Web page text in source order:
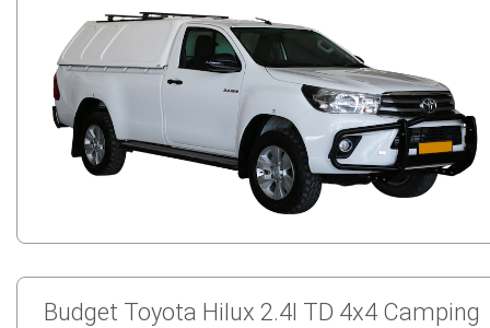
Budget Toyota Hilux 2.4l TD 4x4 Camping